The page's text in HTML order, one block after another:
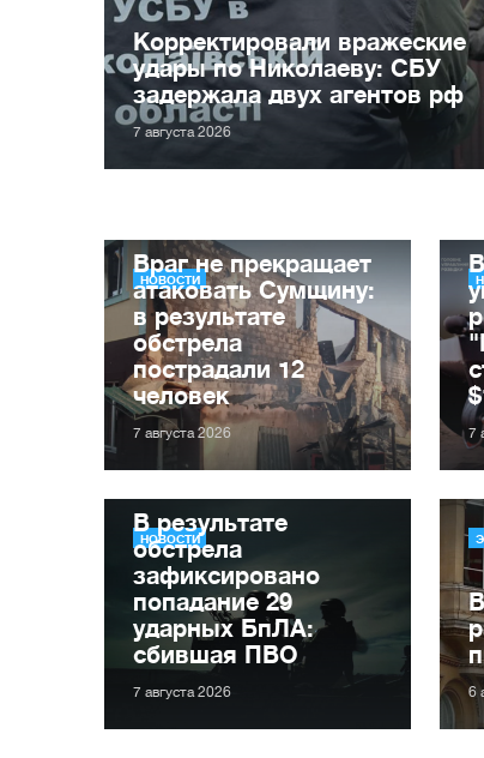
Корректировали вражеские
удары по Николаеву: СБУ
задержала двух агентов рф
7 августа 2026
НОВОСТИ
Враг не прекращает
атаковать Сумщину:
в результате
обстрела
пострадали 12
человек
7 августа 2026 7
НОВОСТИ
В результате
обстрела
зафиксировано
попадание 29
ударных БпЛА:
сбившая ПВО
7 августа 2026 6